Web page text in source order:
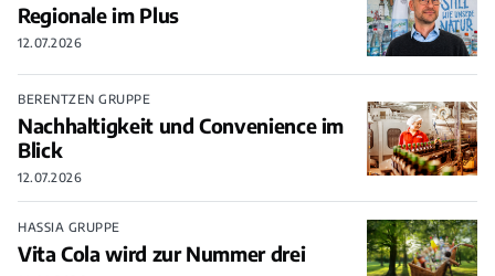
Regionale im Plus
12.07.2026
BERENTZEN GRUPPE
Nachhaltigkeit und Convenience im
Blick
12.07.2026
HASSIA GRUPPE
Vita Cola wird zur Nummer drei